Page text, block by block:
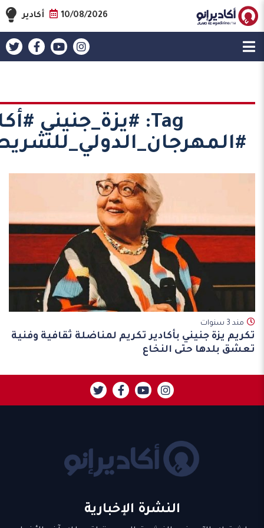
10/08/2026 أكادير
Tag:
#يزة_جنيني
مند 3 سنوات
تكريم يزة جنيني بأكادير تكريم لمناضلة ثقافية وفنية
تعشق بلدها حتى النخاع
النشرة الإخبارية